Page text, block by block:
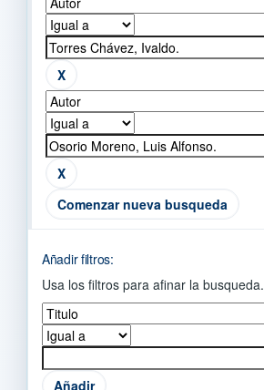
Comenzar nueva busqueda
Añadir filtros:
Usa los filtros para afinar la busqueda.